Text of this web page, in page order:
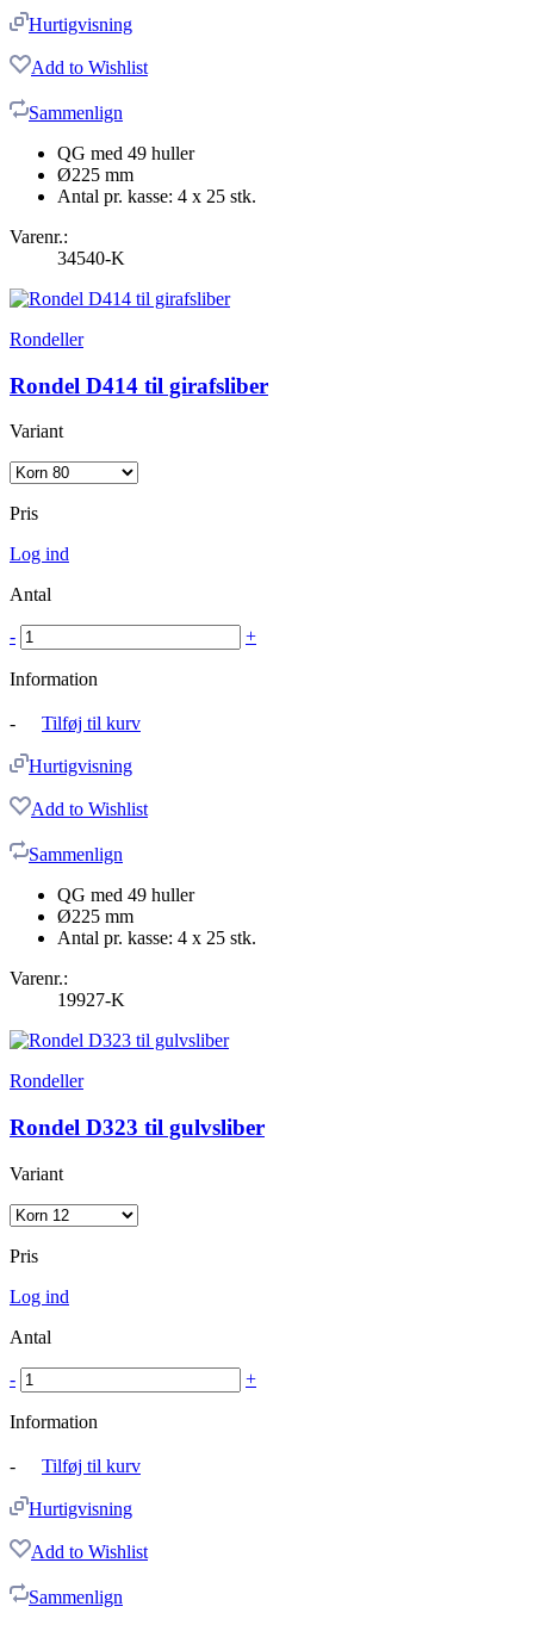
Hurtigvisning
Add to Wishlist
Sammenlign
QG med 49 huller
Ø225 mm
Antal pr. kasse: 4 x 25 stk.
Varenr.:
34540-K
Rondeller
Rondel D414 til girafsliber
Variant
Pris
Log ind
Antal
- +
Information
- Tilføj til kurv
Hurtigvisning
Add to Wishlist
Sammenlign
QG med 49 huller
Ø225 mm
Antal pr. kasse: 4 x 25 stk.
Varenr.:
19927-K
Rondeller
Rondel D323 til gulvsliber
Variant
Pris
Log ind
Antal
- +
Information
- Tilføj til kurv
Hurtigvisning
Add to Wishlist
Sammenlign